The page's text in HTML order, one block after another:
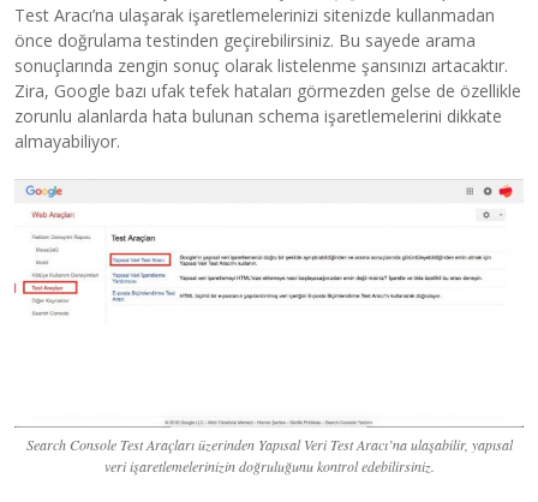
Test Aracı’na ulaşarak işaretlemelerinizi sitenizde kullanmadan
önce doğrulama testinden geçirebilirsiniz. Bu sayede arama
sonuçlarında zengin sonuç olarak listelenme şansınızı artacaktır.
Zira, Google bazı ufak tefek hataları görmezden gelse de özellikle
zorunlu alanlarda hata bulunan schema işaretlemelerini dikkate
almayabiliyor.
Search Console Test Araçları üzerinden Yapısal Veri Test Aracı’na ulaşabilir, yapısal
veri işaretlemelerinizin doğruluğunu kontrol edebilirsiniz.